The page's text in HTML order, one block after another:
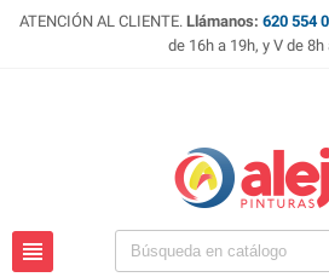
ATENCIÓN AL CLIENTE. Llámanos: 620 554
de 16h a 19h, y V de 8h
